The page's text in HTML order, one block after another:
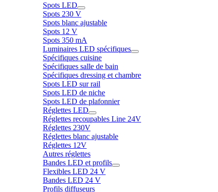
Spots LED
Spots 230 V
Spots blanc ajustable
Spots 12 V
Spots 350 mA
Luminaires LED spécifiques
Spécifiques cuisine
Spécifiques salle de bain
Spécifiques dressing et chambre
Spots LED sur rail
Spots LED de niche
Spots LED de plafonnier
Réglettes LED
Réglettes recoupables Line 24V
Réglettes 230V
Réglettes blanc ajustable
Réglettes 12V
Autres réglettes
Bandes LED et profils
Flexibles LED 24 V
Bandes LED 24 V
Profils diffuseurs